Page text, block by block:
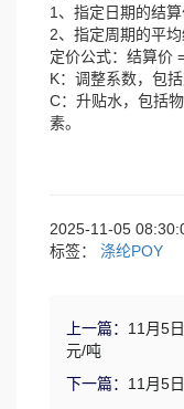
1、指定日期的结
2、指定周期的平
定价公式：结算价
K：调整系数，包
C：升贴水，包括
素。
2025-11-05
标签： 涤纶POY
上一篇： 11月5
元/吨
下一篇： 11月5